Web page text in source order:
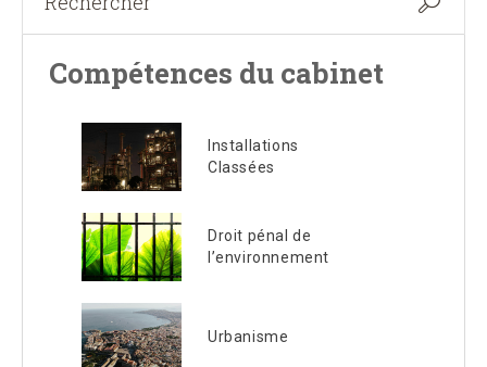
Compétences du cabinet
Installations
Classées
Droit pénal de
l’environnement
Urbanisme